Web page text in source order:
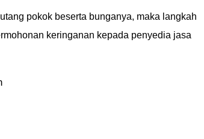
pokok beserta bunganya, maka langkah
keringanan kepada penyedia jasa